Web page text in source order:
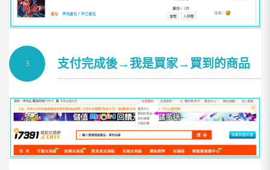
3 支付完成後→我是買家→買到的商品
→提取卡密